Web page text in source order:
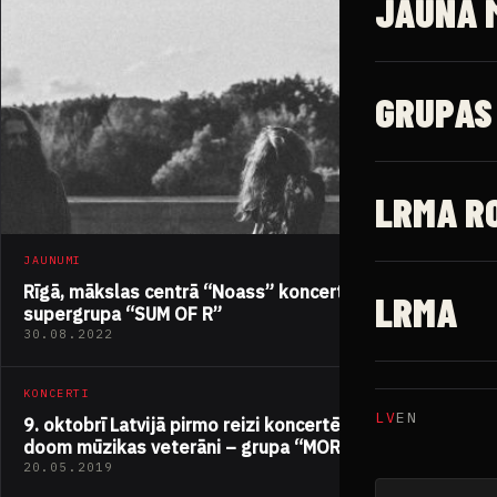
JAUNĀ
GRUPAS
LRMA
LRMA
LVEN
JAUNUMI
Rīgā, mākslas centrā “Noass” koncertēs Šveices
supergrupa “SUM OF R”
30.08.2022
KONCERTI
9. oktobrī Latvijā pirmo reizi koncertēs ASV sludge,
doom mūzikas veterāni – grupa “MORNE”
20.05.2019